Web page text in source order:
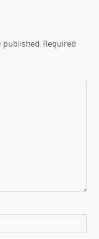
published. Required